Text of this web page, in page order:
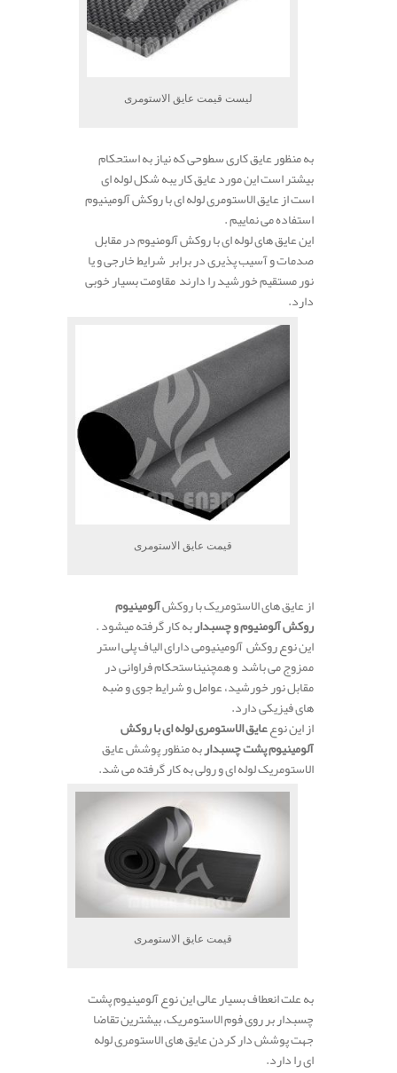
لیست قیمت عایق الاستومری
به منظور عایق کاری سطوحی که نیاز به استحکام
بیشتر است این مورد عایق کار یبه شکل لوله ای
است از عایق الاستومری لوله ای با روکش آلومینیوم
استفاده می نماییم .
این عایق های لوله ای با روکش آلومنیوم در مقابل
صدمات و آسیب پذیری در برابر شرایط خارجی و یا
نور مستقیم خورشید را دارند مقاومت بسیار خوبی
دارد.
قیمت عایق الاستومری
از عایق های الاستومریک با روکشآلومینیوم
روکش آلومنیوم و چسبداربه کار گرفته میشود .
این نوع روکش آلومینیومی دارای الیاف پلی استر
ممزوج می باشد و همچنیناستحکام فراوانی در
مقابل نور خورشید، عوامل و شرایط جوی و ضبه
های فیزیکی دارد.
از این نوععایق الاستومری لوله ای با روکش
آلومینیوم پشت چسبداربه منظور پوشش عایق
الاستومریک لوله ای و رولی به کار گرفته می شد.
قیمت عایق الاستومری
به علت انعطاف بسیار عالی این نوع آلومینیوم پشت
چسبدار بر روی فوم الاستومریک، بیشترین تقاضا
جهت پوشش دار کردن عایق های الاستومری لوله
ای را دارد.